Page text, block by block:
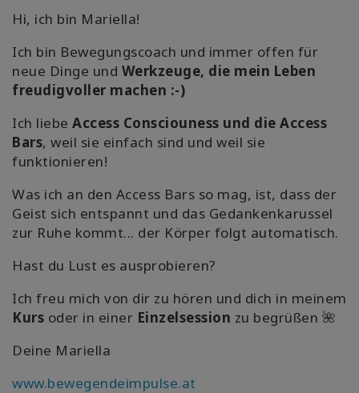
Nieuws
CONTACT
ZOEKEN
Hi, ich bin Mariella!
Ich bin Bewegungscoach und immer offen für
neue Dinge und Werkzeuge, die mein Leben
freudigvoller machen :-)
Ich liebe Access Consciouness und die Access
Bars, weil sie einfach sind und weil sie
funktionieren!
Was ich an den Access Bars so mag, ist, dass der
Geist sich entspannt und das Gedankenkarussel
zur Ruhe kommt... der Körper folgt automatisch.
Hast du Lust es ausprobieren?
Ich freu mich von dir zu hören und dich in meinem
Kurs oder in einer Einzelsession zu begrüßen 🌺
Deine Mariella
www.bewegendeimpulse.at